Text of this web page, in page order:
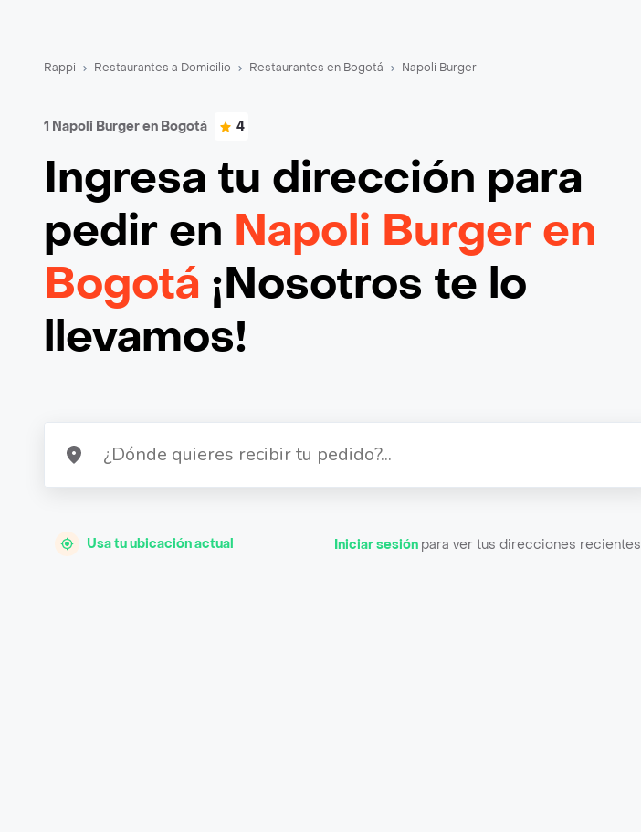
Rappi Restaurantes a Domicilio Restaurantes en Bogotá Napoli Burger
1 Napoli Burger en Bogotá 4
Ingresa tu dirección para
pedir en Napoli Burger en
Bogotá ¡Nosotros te lo
llevamos!
Usa tu ubicación actual Iniciar sesión para ver tus direcciones recientes